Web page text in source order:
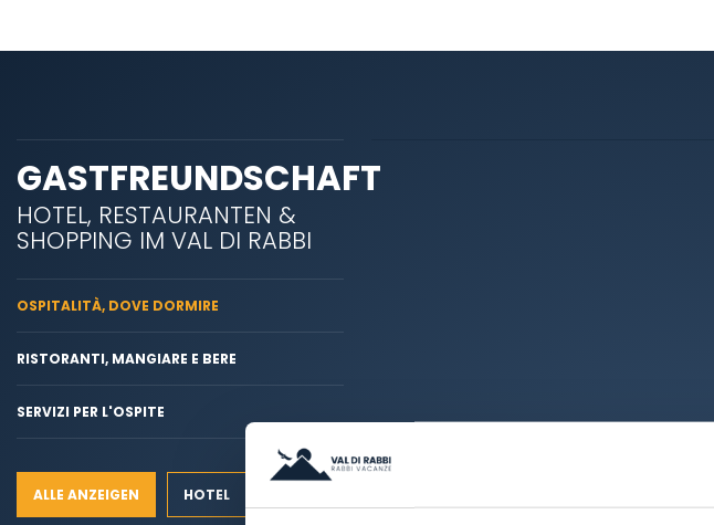
GASTFREUNDSCHAFT
HOTEL, RESTAURANTEN &
SHOPPING IM VAL DI RABBI
OSPITALITÀ, DOVE DORMIRE
RISTORANTI, MANGIARE E BERE
SERVIZI PER L'OSPITE
ALLE ANZEIGEN HOTEL